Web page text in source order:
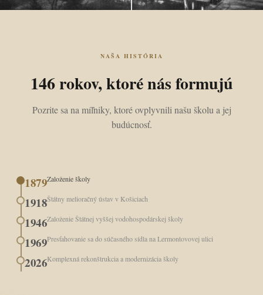
NAŠA HISTÓRIA
146 rokov, ktoré nás formujú
Pozrite sa na míľniky, ktoré ovplyvnili našu školu a jej
budúcnosť.
1879Založenie školy
1918Štátny melioračný ústav v Košiciach
1946Založenie Štátnej vyššej vodohospodárskej školy
1969Presťahovanie sa do súčasného sídla na Lermontovovej ulici
2026Komplexná rekonštrukcia a modernizácia školy